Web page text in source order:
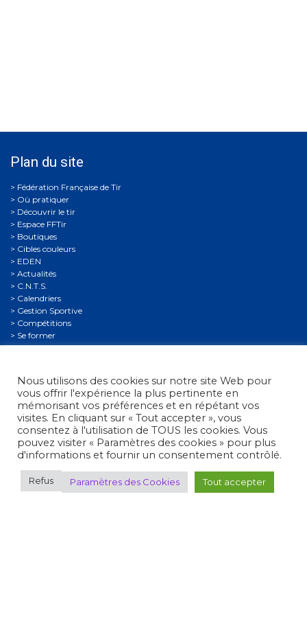
Plan du site
Où pratiquer
Découvrir le tir
Espace FFTir
Boutiques
Cibles couleurs
EDEN
Actualités
C.N.T.S.
Calendriers
Gestion Sportive
Compétitions
Se former
Archives
Informations légales
Politique de confidentialité
Politique de confidentialité des mineurs
Conditions générales d’utilisation
Nous utilisons des cookies sur notre site Web pour
vous offrir l'expérience la plus pertinente en
mémorisant vos préférences et en répétant vos
visites. En cliquant sur « Tout accepter », vous
consentez à l'utilisation de TOUS les cookies. Vous
pouvez visiter « Paramètres des cookies » pour plus
d'informations et fournir un consentement contrôlé.
Refus Paramètres des Cookies Tout accepter